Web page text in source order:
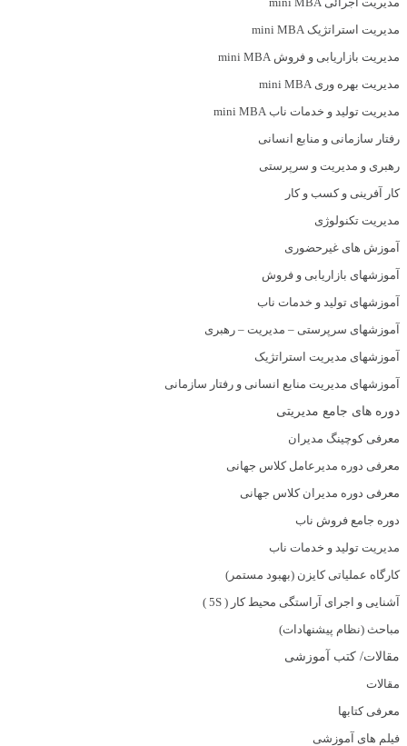
مدیریت استراتژیک mini MBA
مدیریت بازاریابی و فروش mini MBA
مدیریت بهره وری mini MBA
مدیریت تولید و خدمات ناب mini MBA
رفتار سازمانی و منابع انسانی
رهبری و مدیریت و سرپرستی
کار آفرینی و کسب و کار
مدیریت تکنولوژی
آموزش های غیرحضوری
آموزشهای بازاریابی و فروش
آموزشهای تولید و خدمات ناب
آموزشهای سرپرستی – مدیریت – رهبری
آموزشهای مدیریت استراتژیک
آموزشهای مدیریت منابع انسانی و رفتار سازمانی
دوره های جامع مدیریتی
معرفی کوچینگ مدیران
معرفی دوره مدیرعامل کلاس جهانی
معرفی دوره مدیران کلاس جهانی
دوره جامع فروش ناب
مدیریت تولید و خدمات ناب
کارگاه عملیاتی کایزن (بهبود مستمر)
آشنایی و اجرای آراستگی محیط کار ( 5S )
مباحث (نظام پیشنهادات)
مقالات/ کتب آموزشی
مقالات
معرفی کتابها
فیلم های آموزشی